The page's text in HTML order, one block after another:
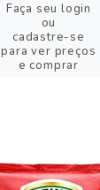
Faça seu login
ou
cadastre-se
para ver preços
e comprar